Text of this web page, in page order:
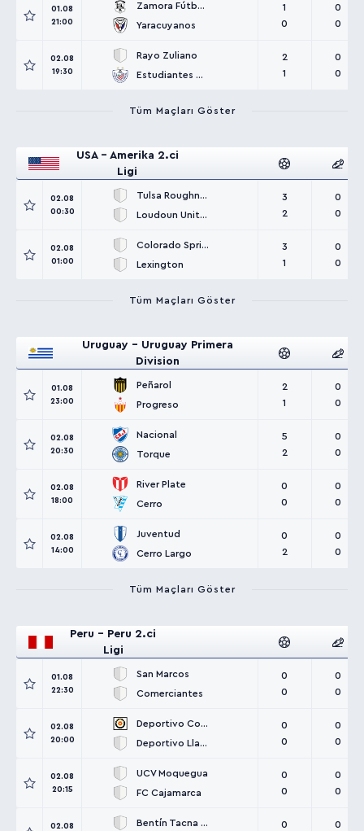
01.08
21:00
Zamora Fútbol Club
Yaracuyanos
1
0
0
0
02.08
19:30
Rayo Zuliano
Estudiantes Mérida
2
1
0
0
Tüm Maçları Göster
USA - Amerika 2.ci
Ligi
02.08
00:30
Tulsa Roughnecks
Loudoun United
3
2
0
0
02.08
01:00
Colorado Springs
Lexington
3
1
0
0
Tüm Maçları Göster
Uruguay - Uruguay Primera
Division
01.08
23:00
Peñarol
Progreso
2
1
0
0
02.08
20:30
Nacional
Torque
5
2
0
0
02.08
18:00
River Plate
Cerro
0
0
0
0
02.08
14:00
Juventud
Cerro Largo
0
2
0
0
Tüm Maçları Göster
Peru - Peru 2.ci
Ligi
01.08
22:30
San Marcos
Comerciantes
0
0
0
0
02.08
20:00
Deportivo Coopsol
Deportivo Llacuabamba
0
0
0
0
02.08
20:15
UCV Moquegua
FC Cajamarca
0
0
0
0
02.08
Bentín Tacna Heroica
0
0